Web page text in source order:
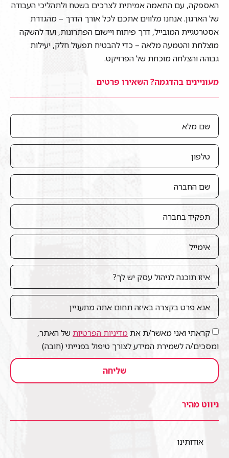
האספקה, עם התאמה אמיתית לצרכים בשטח ולתהליכי העבודה
של הארגון. אנחנו מלווים אתכם לכל אורך הדרך – מהגדרת
אסטרטגיית המובייל, דרך פיתוח ויישום הפתרונות, ועד להשקה
מוצלחת והטמעה מלאה – כדי להבטיח תפעול חלק, יעילות
גבוהה והצלחה מוכחת של הפרויקט.
מעוניינים בהדגמה? השאירו פרטים
קראתי ואני מאשר/ת אתמדיניות הפרטיות של האתר,
ומסכים/ה לשמירת המידע לצורך טיפול בפנייתי (חובה)
שליחה
ניווט מהיר
אודותינו